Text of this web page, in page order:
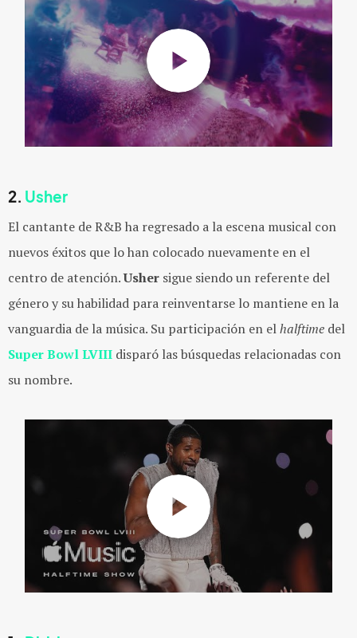
2. Usher
El cantante de R&B ha regresado a la escena musical con
nuevos éxitos que lo han colocado nuevamente en el
centro de atención.Usher sigue siendo un referente del
género y su habilidad para reinventarse lo mantiene en la
vanguardia de la música. Su participación en elhalftime del
Super Bowl LVIII disparó las búsquedas relacionadas con
su nombre.